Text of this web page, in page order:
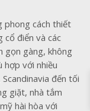
phong cách thiết
cổ điển và các
gọn gàng, không
hợp với nhiều
đến tối
giặt, nhà tắm
hài hòa với